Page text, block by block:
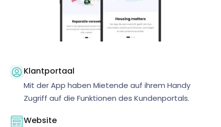
Klantportaal
Mit der App haben Mietende auf ihrem Handy
Zugriff auf die Funktionen des Kundenportals.
Website